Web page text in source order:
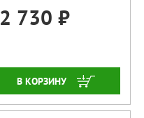
2 730 ₽
ЗАКАЗАТЬ